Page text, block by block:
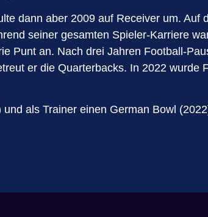
dann aber 2009 auf Receiver um. Auf
seiner gesamten Spieler-Karriere
Punt an. Nach drei Jahren Football-
er die Quarterbacks. In 2022 wurde
als Trainer einen German Bowl